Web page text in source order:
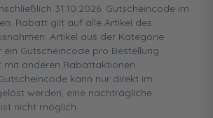
31.10.2026. Gutscheincode im
Rabatt gilt auf alle Artikel des
Artikel aus der Kategorie
ein Gutscheincode pro Bestellung
mit anderen Rabattaktionen
kann nur direkt im
werden, eine nachträgliche
nicht möglich.